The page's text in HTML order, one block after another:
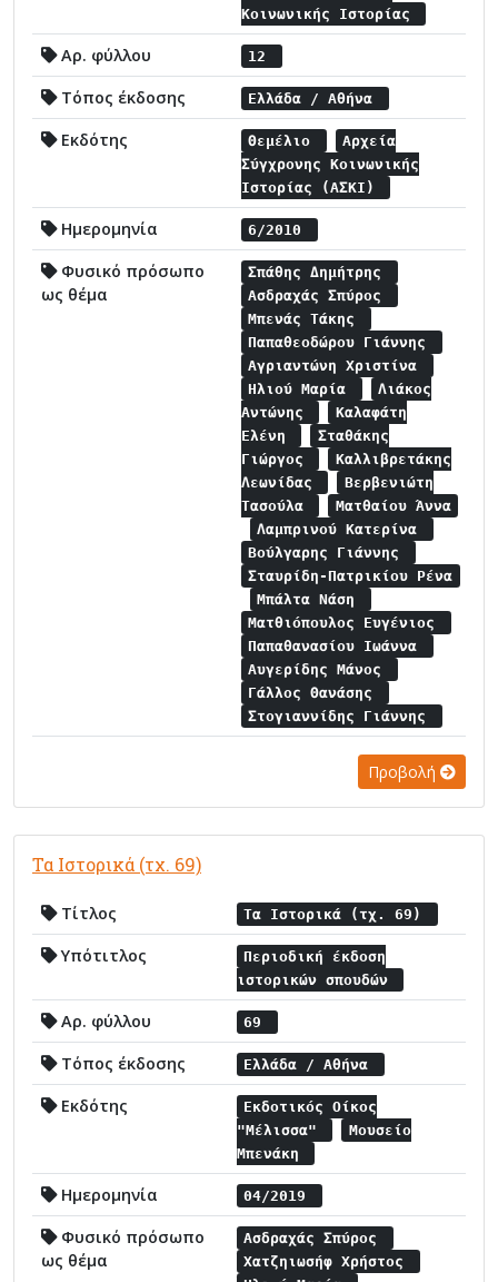
Κοινωνικής Ιστορίας
Αρ. φύλλου 12
Τόπος έκδοσης Ελλάδα / Αθήνα
Εκδότης Θεμέλιο
Αρχεία
Σύγχρονης Κοινωνικής
Ιστορίας (ΑΣΚΙ)
Ημερομηνία 6/2010
Φυσικό πρόσωπο
ως θέμα
Σπάθης Δημήτρης
Ασδραχάς Σπύρος
Μπενάς Τάκης
Παπαθεοδώρου Γιάννης
Αγριαντώνη Χριστίνα
Ηλιού Μαρία
Λιάκος
Αντώνης
Καλαφάτη
Ελένη
Σταθάκης
Γιώργος
Καλλιβρετάκης
Λεωνίδας
Βερβενιώτη
Τασούλα
Ματθαίου Άννα
Λαμπρινού Κατερίνα
Βούλγαρης Γιάννης
Σταυρίδη-Πατρικίου Ρένα
Μπάλτα Νάση
Ματθιόπουλος Ευγένιος
Παπαθανασίου Ιωάννα
Αυγερίδης Μάνος
Γάλλος Θανάσης
Στογιαννίδης Γιάννης
Προβολή
Τα Ιστορικά (τχ. 69)
Τίτλος Τα Ιστορικά (τχ. 69)
Υπότιτλος
Περιοδική έκδοση
ιστορικών σπουδών
Αρ. φύλλου 69
Τόπος έκδοσης Ελλάδα / Αθήνα
Εκδότης
Εκδοτικός Οίκος
"Μέλισσα"
Μουσείο
Μπενάκη
Ημερομηνία 04/2019
Φυσικό πρόσωπο
ως θέμα
Ασδραχάς Σπύρος
Χατζηιωσήφ Χρήστος